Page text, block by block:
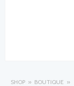
SHOP BOUTIQUE